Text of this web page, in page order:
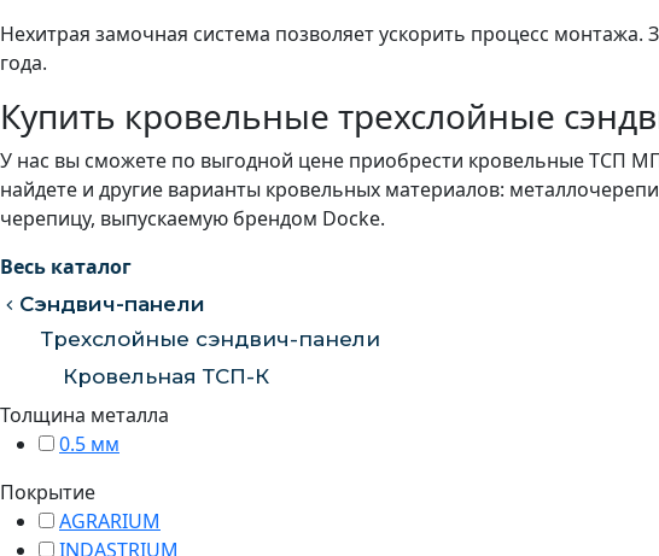
Нехитрая замочная система позволяет ускорить процесс
года.
Купить кровельные трехслойные
У нас вы сможете по выгодной цене приобрести кровельные ТСП
найдете и другие варианты кровельных материалов:
черепицу, выпускаемую брендом Docke.
Весь каталог
Сэндвич-панели
Трехслойные сэндвич-панели
Кровельная ТСП-К
Толщина металлa
0.5 мм
Покрытие
AGRARIUM
INDASTRIUM